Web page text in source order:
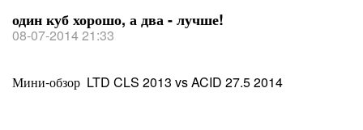
один куб хорошо, а два - лучше!
08-07-2014 21:33
Мини-обзор LTD CLS 2013 vs ACID 27.5 2014